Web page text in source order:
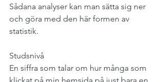
Sådana analyser kan man sätta sig ner
och göra med den här formen av
statistik.
Studsnivå
En siffra som talar om hur många som